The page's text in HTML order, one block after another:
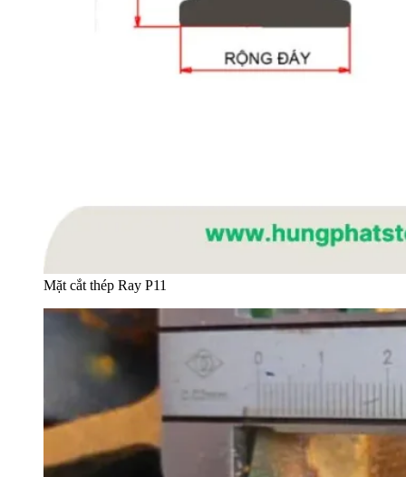
Mặt cắt thép Ray P11